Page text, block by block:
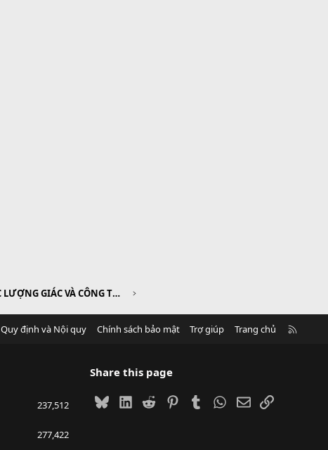
CHƯƠNG VI. GÓC LƯỢNG GIÁC VÀ CÔNG THỨC LƯỢNG GIÁC
Quy định và Nội quy Chính sách bảo mật Trợ giúp Trang chủ
237,512
277,422
Share this page
BlueskyLinkedIn
Reddit PinterestTumblrWhatsApp
EmailLink